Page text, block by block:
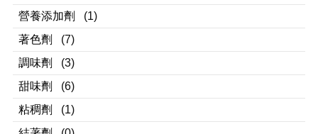
營養添加劑
(1)
著色劑
(7)
調味劑
(3)
甜味劑
(6)
粘稠劑
(1)